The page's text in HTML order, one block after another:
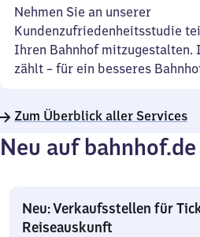
Nehmen Sie an unserer
Kundenzufriedenheitsstudie
Ihren Bahnhof mitzugestalten.
zählt – für ein besseres
Zum Überblick aller Services
Neu auf bahnhof.de
Neu: Verkaufsstellen für
Reiseauskunft